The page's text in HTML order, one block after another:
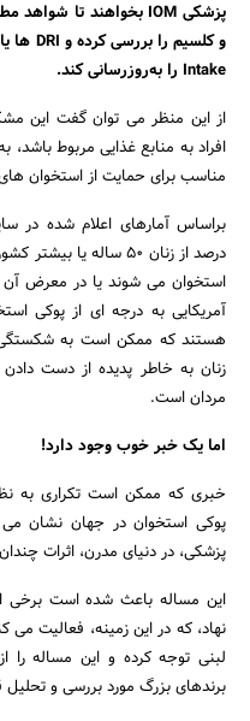
Intake را به‌روزرسانی کند.
از این منظر می توان گفت این
افراد به منابع غذایی مربوط
مناسب برای حمایت از استخوان
درصد از زنان 50 ساله
آمریکایی به درجه ای از پوکی
هستند که ممکن است به
زنان به خاطر پدیده از دست
مردان است.
اما یک خبر خوب وجود دارد!
خبری که ممکن است تکراری به
پوکی استخوان در جهان نشان
پزشکی، در دنیای مدرن، اثرات
این مساله باعث شده است برخی
نهاد، که در این زمینه، فعالیت
لبنی توجه کرده و این مساله
برندهای بزرگ مورد بررسی و تحلیل